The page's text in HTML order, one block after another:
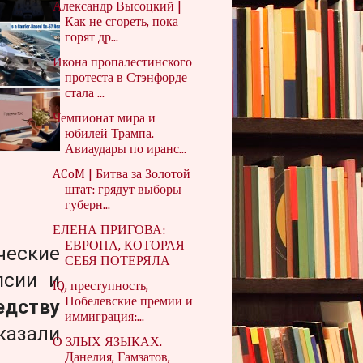
и
Александр Высоцкий |
Как не сгореть, пока
горят др...
Икона пропалестинского
протеста в Стэнфорде
стала ...
Чемпионат мира и
юбилей Трампа.
Авиаудары по иранс...
ACoM | Битва за Золотой
штат: грядут выборы
губерн...
ЕЛЕНА ПРИГОВА:
ЕВРОПА, КОТОРАЯ
СЕБЯ ПОТЕРЯЛА
IQ, преступность,
Нобелевские премии и
иммиграция:...
О ЗЛЫХ ЯЗЫКАХ.
Данелия, Гамзатов,